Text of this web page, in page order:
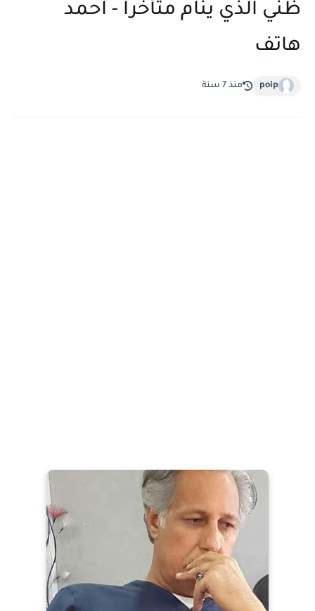
ظني الذي ينام متأخرا - احمد
هاتف
poip منذ 7 سنة